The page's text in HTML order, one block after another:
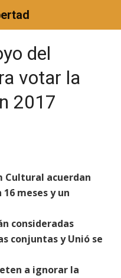
del
votar la
2017
Cultural acuerdan
meses y un
consideradas
conjuntas y Unió se
a ignorar la